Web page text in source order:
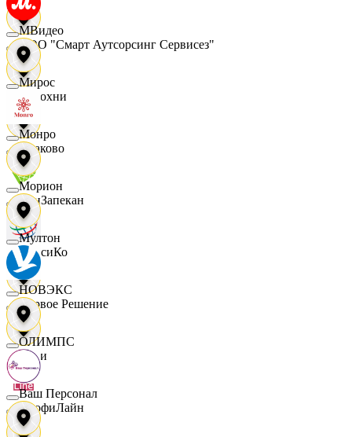
ООО "Смарт Аутсорсинг Сервисез"
Отдохни
Очаково
ПанЗапекан
ПепсиКо
Первое Решение
Пери
ПрофиЛайн
МВидео
Мирос
Монро
Морион
Мултон
НОВЭКС
ОЛИМПС
Ваш Персонал